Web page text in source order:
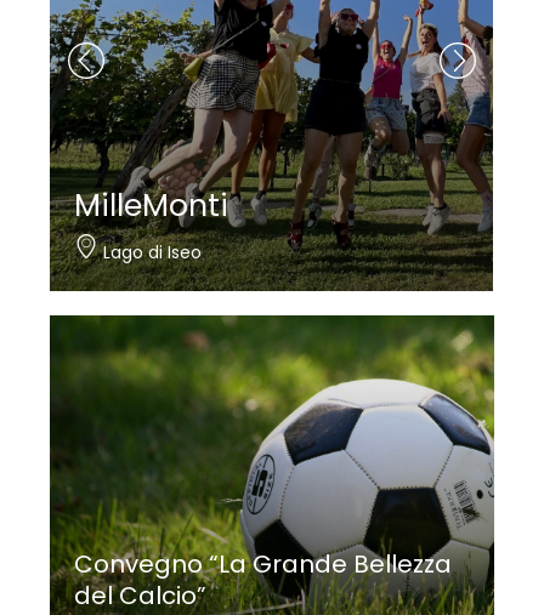
MilleMonti
Lago di Iseo
Convegno “La Grande Bellezza
del Calcio”